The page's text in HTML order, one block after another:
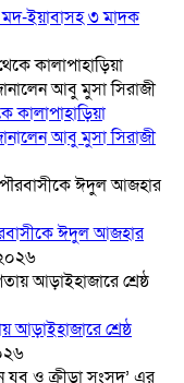
মদ-ইয়াবাসহ ৩ মাদক
আবু মুসা সিরাজী
ঈদুল আজহার
আড়াইহাজারে শ্রেষ্ঠ